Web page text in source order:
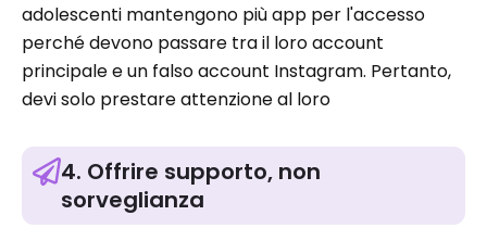
adolescenti mantengono più app per l'accesso
perché devono passare tra il loro account
principale e un falso account Instagram. Pertanto,
devi solo prestare attenzione al loro
4. Offrire supporto, non
sorveglianza